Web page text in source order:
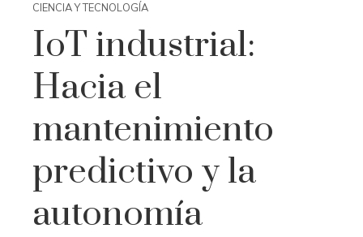
CIENCIA Y TECNOLOGÍA
IoT industrial:
Hacia el
mantenimiento
predictivo y la
autonomía